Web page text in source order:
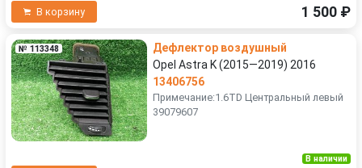
В корзину 1 500 ₽
№ 113348
Дефлектор воздушный
Opel Astra K (2015—2019) 2016
13406756
Примечание:1.6TD Центральный левый
39079607
В наличии